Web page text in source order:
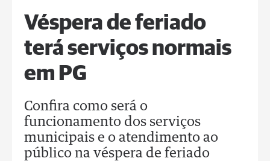
Véspera de feriado
terá serviços normais
em PG
Confira como será o
funcionamento dos serviços
municipais e o atendimento ao
público na véspera de feriado